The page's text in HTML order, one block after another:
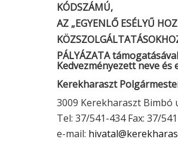
KÓDSZÁMÚ,
AZ „EGYENLŐ ESÉLYŰ
PÁLYÁZATA
Kedvezményezett neve és
Kerekharaszt
3009 Kerekharaszt Bimbó
Tel: 37/541-434 Fax: 37/
e-mail: